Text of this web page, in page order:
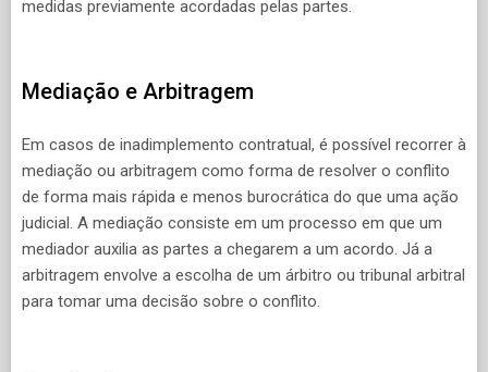
medidas previamente acordadas pelas partes.
Mediação e Arbitragem
Em casos de inadimplemento contratual, é possível recorrer à
mediação ou arbitragem como forma de resolver o conflito
de forma mais rápida e menos burocrática do que uma ação
judicial. A mediação consiste em um processo em que um
mediador auxilia as partes a chegarem a um acordo. Já a
arbitragem envolve a escolha de um árbitro ou tribunal arbitral
para tomar uma decisão sobre o conflito.